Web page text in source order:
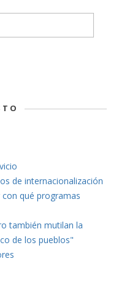
de internacionalización
qué programas
también mutilan la
de los pueblos"